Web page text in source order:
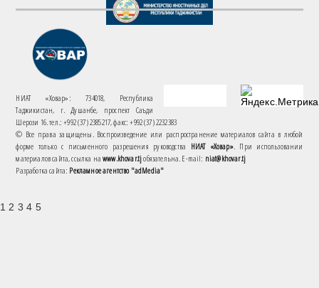
НИАТ «Ховар»: 734018, Республика
Таджикистан, г. Душанбе, проспект Саъди
Шерози 16. тел.: +992 (37) 2385217, факс: +992 (37) 2232383
© Все права защищены. Воспроизведение или распространение материалов сайта в любой
форме только с письменного разрешения руководства НИАТ «Ховар». При использовании
материалов сайта, ссылка наwww.khovar.tjобязательна. E-mail: niat@khovar.tj
Разработка сайта: Рекламное агентство "adMedia"
1 2 3 4 5